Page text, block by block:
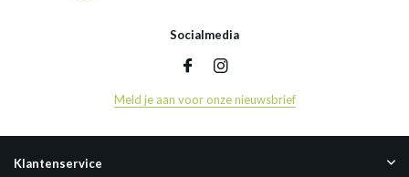
Socialmedia
Meld je aan voor onze nieuwsbrief
Klantenservice